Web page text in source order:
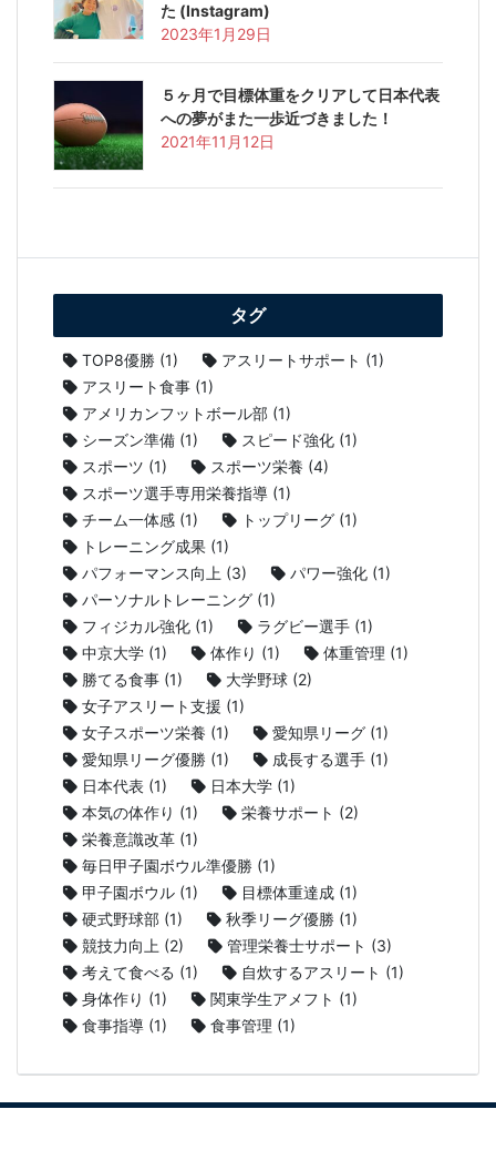
た️ (Instagram)
2023年1月29日
５ヶ月で目標体重をクリアして日本代表
への夢がまた一歩近づきました！
2021年11月12日
タグ
TOP8優勝 (1) アスリートサポート (1)
アスリート食事 (1)
アメリカンフットボール部 (1)
シーズン準備 (1) スピード強化 (1)
スポーツ (1) スポーツ栄養 (4)
スポーツ選手専用栄養指導 (1)
チーム一体感 (1) トップリーグ (1)
トレーニング成果 (1)
パフォーマンス向上 (3) パワー強化 (1)
パーソナルトレーニング (1)
フィジカル強化 (1) ラグビー選手 (1)
中京大学 (1) 体作り (1) 体重管理 (1)
勝てる食事 (1) 大学野球 (2)
女子アスリート支援 (1)
女子スポーツ栄養 (1) 愛知県リーグ (1)
愛知県リーグ優勝 (1) 成長する選手 (1)
日本代表 (1) 日本大学 (1)
本気の体作り (1) 栄養サポート (2)
栄養意識改革 (1)
毎日甲子園ボウル準優勝 (1)
甲子園ボウル (1) 目標体重達成 (1)
硬式野球部 (1) 秋季リーグ優勝 (1)
競技力向上 (2) 管理栄養士サポート (3)
考えて食べる (1) 自炊するアスリート (1)
身体作り (1) 関東学生アメフト (1)
食事指導 (1) 食事管理 (1)